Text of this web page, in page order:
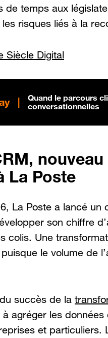
de temps aux
risques liés à la
Siècle Digital
Quand le parcours
conversationnelles
La Poste
La Poste a lancé
son chiffre
colis. Une
le volume de
succès de la
à agréger les
et particuliers.